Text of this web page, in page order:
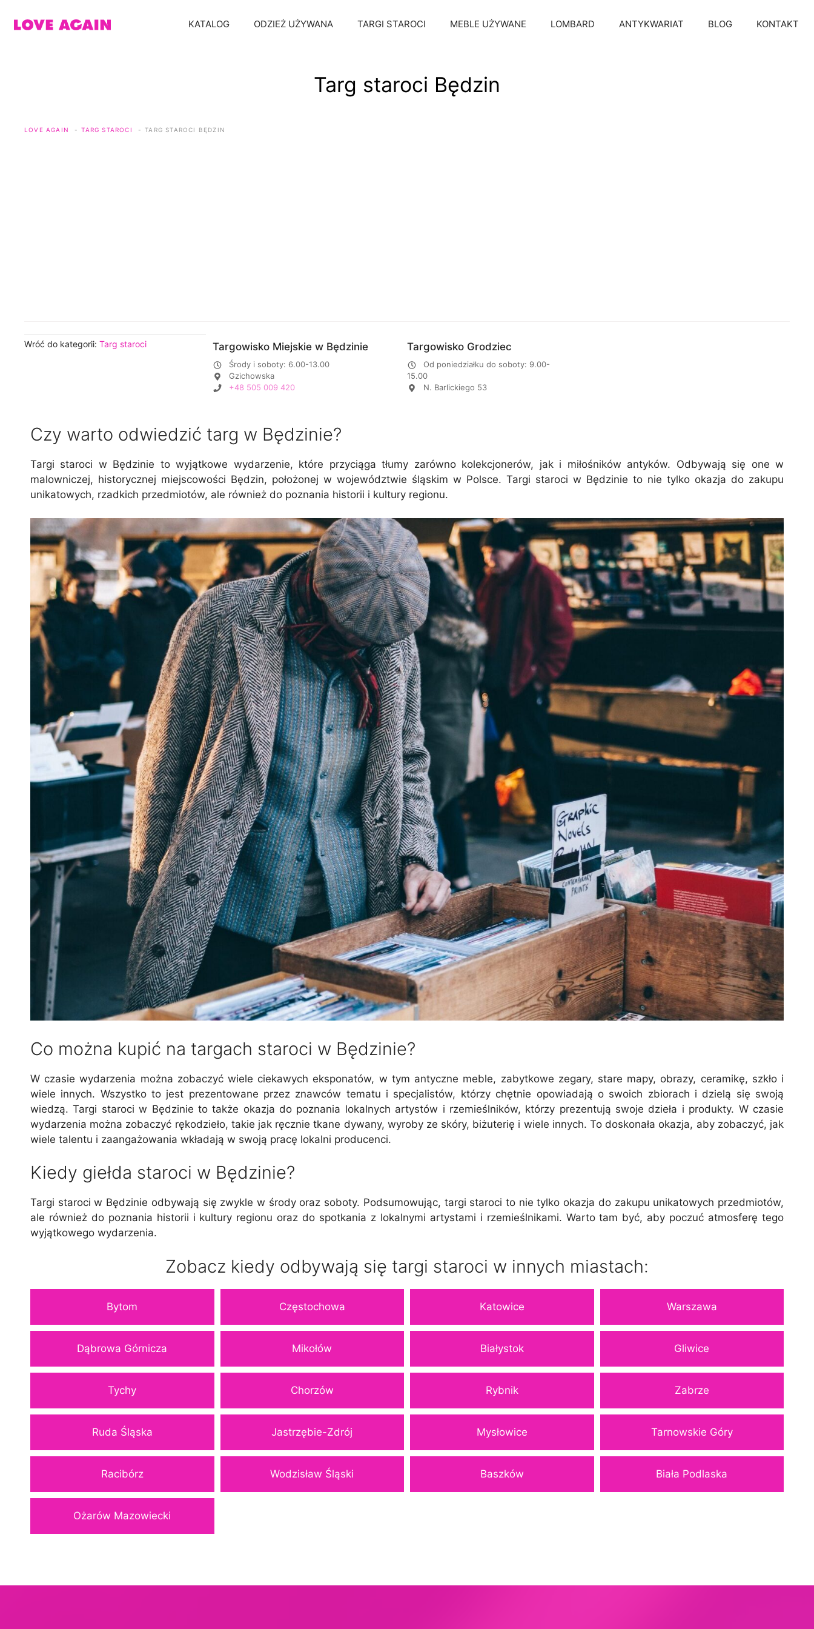
KATALOG ODZIEŻ UŻYWANA TARGI STAROCI MEBLE UŻYWANE LOMBARD ANTYKWARIAT BLOG KONTAKT
Targ staroci Będzin
LOVE AGAIN TARG STAROCI TARG STAROCI BĘDZIN
Wróć do kategorii: Targ staroci Targowisko Miejskie w Będzinie
Środy i soboty: 6.00-13.00
Gzichowska
+48 505 009 420
Targowisko Grodziec
Od poniedziałku do soboty: 9.00-
15.00
N. Barlickiego 53
Czy warto odwiedzić targ w Będzinie?
Targi staroci w Będzinie to wyjątkowe wydarzenie, które przyciąga tłumy zarówno kolekcjonerów, jak i miłośników antyków. Odbywają się one w
malowniczej, historycznej miejscowości Będzin, położonej w województwie śląskim w Polsce. Targi staroci w Będzinie to nie tylko okazja do zakupu
unikatowych, rzadkich przedmiotów, ale również do poznania historii i kultury regionu.
Co można kupić na targach staroci w Będzinie?
W czasie wydarzenia można zobaczyć wiele ciekawych eksponatów, w tym antyczne meble, zabytkowe zegary, stare mapy, obrazy, ceramikę, szkło i
wiele innych. Wszystko to jest prezentowane przez znawców tematu i specjalistów, którzy chętnie opowiadają o swoich zbiorach i dzielą się swoją
wiedzą. Targi staroci w Będzinie to także okazja do poznania lokalnych artystów i rzemieślników, którzy prezentują swoje dzieła i produkty. W czasie
wydarzenia można zobaczyć rękodzieło, takie jak ręcznie tkane dywany, wyroby ze skóry, biżuterię i wiele innych. To doskonała okazja, aby zobaczyć, jak
wiele talentu i zaangażowania wkładają w swoją pracę lokalni producenci.
Kiedy giełda staroci w Będzinie?
Targi staroci w Będzinie odbywają się zwykle w środy oraz soboty. Podsumowując, targi staroci to nie tylko okazja do zakupu unikatowych przedmiotów,
ale również do poznania historii i kultury regionu oraz do spotkania z lokalnymi artystami i rzemieślnikami. Warto tam być, aby poczuć atmosferę tego
wyjątkowego wydarzenia.
Zobacz kiedy odbywają się targi staroci w innych miastach:
Bytom
Dąbrowa Górnicza
Tychy
Ruda Śląska
Racibórz
Ożarów Mazowiecki
Częstochowa
Mikołów
Chorzów
Jastrzębie-Zdrój
Wodzisław Śląski
Katowice
Białystok
Rybnik
Mysłowice
Baszków
Warszawa
Gliwice
Zabrze
Tarnowskie Góry
Biała Podlaska